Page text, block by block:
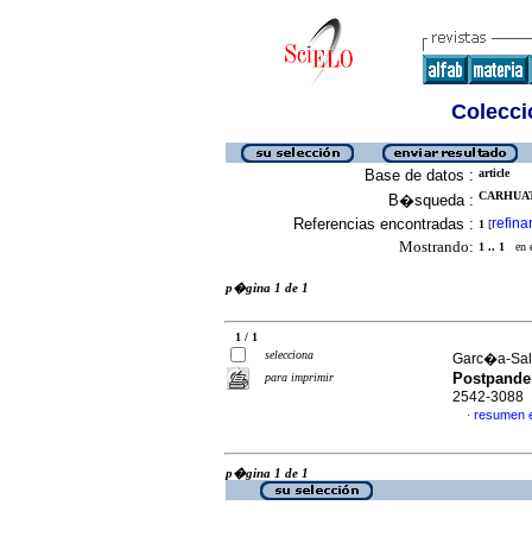
Base de datos : article
B�squeda :
Referencias encontradas : 1 [refinar
Mostrando: 1 .. 1 en
p�gina 1 de 1
1 / 1
selecciona
para imprimir
Garc�a-
2542-3088
· resumen
p�gina 1 de 1